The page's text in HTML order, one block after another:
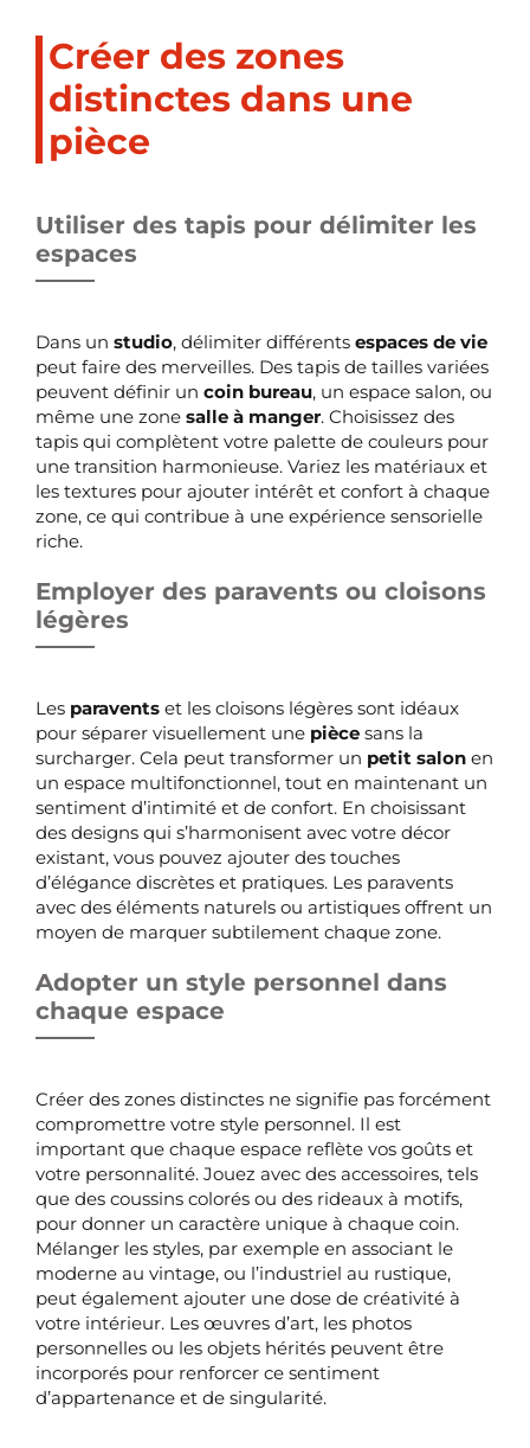
Créer des zones
distinctes dans une
pièce
Utiliser des tapis pour délimiter les
espaces
Dans un studio, délimiter différents espaces de vie
peut faire des merveilles. Des tapis de tailles variées
peuvent définir un coin bureau, un espace salon, ou
même une zone salle à manger. Choisissez des
tapis qui complètent votre palette de couleurs pour
une transition harmonieuse. Variez les matériaux et
les textures pour ajouter intérêt et confort à chaque
zone, ce qui contribue à une expérience sensorielle
riche.
Employer des paravents ou cloisons
légères
Les paravents et les cloisons légères sont idéaux
pour séparer visuellement une pièce sans la
surcharger. Cela peut transformer un petit salon en
un espace multifonctionnel, tout en maintenant un
sentiment d’intimité et de confort. En choisissant
des designs qui s’harmonisent avec votre décor
existant, vous pouvez ajouter des touches
d’élégance discrètes et pratiques. Les paravents
avec des éléments naturels ou artistiques offrent un
moyen de marquer subtilement chaque zone.
Adopter un style personnel dans
chaque espace
Créer des zones distinctes ne signifie pas forcément
compromettre votre style personnel. Il est
important que chaque espace reflète vos goûts et
votre personnalité. Jouez avec des accessoires, tels
que des coussins colorés ou des rideaux à motifs,
pour donner un caractère unique à chaque coin.
Mélanger les styles, par exemple en associant le
moderne au vintage, ou l’industriel au rustique,
peut également ajouter une dose de créativité à
votre intérieur. Les œuvres d’art, les photos
personnelles ou les objets hérités peuvent être
incorporés pour renforcer ce sentiment
d’appartenance et de singularité.